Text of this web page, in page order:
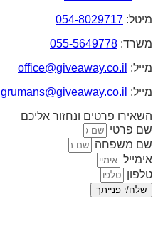
מיטל: 054-8029717
משרד: 055-5649778
מייל: office@giveaway.co.il
מייל: grumans@giveaway.co.il
השאירו פרטים ונחזור אליכם
שם פרטי
שם משפחה
אימייל
טלפון
שלח/י פנייתך